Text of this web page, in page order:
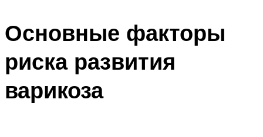
Основные факторы
риска развития
варикоза